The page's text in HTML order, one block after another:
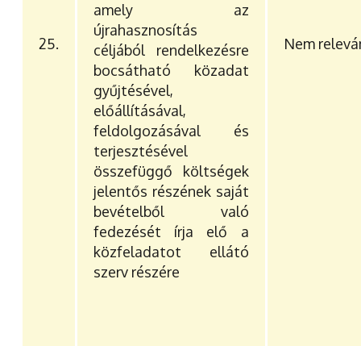
25.
amely az
újrahasznosítás
céljából rendelkezésre
bocsátható közadat
gyűjtésével,
előállításával,
feldolgozásával és
terjesztésével
összefüggő költségek
jelentős részének saját
bevételből való
fedezését írja elő a
közfeladatot ellátó
szerv részére
Nem